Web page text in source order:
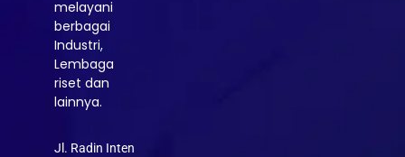
melayani
berbagai
Industri,
Lembaga
riset dan
lainnya.
Jl. Radin Inten